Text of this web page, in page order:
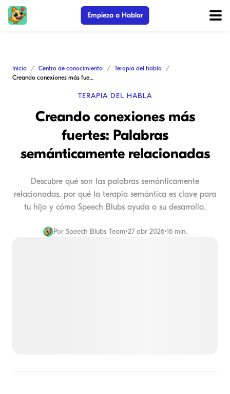
Empieza a Hablar
Inicio Centro de conocimiento
Terapia del habla
Creando conexiones más fuertes: Palabras semánticamente relacionadas
TERAPIA DEL HABLA
Creando conexiones más
fuertes: Palabras
semánticamente relacionadas
Descubre qué son las palabras semánticamente
relacionadas, por qué la terapia semántica es clave para
tu hijo y cómo Speech Blubs ayuda a su desarrollo.
Por Speech Blubs Team•27 abr 2026•16 min.